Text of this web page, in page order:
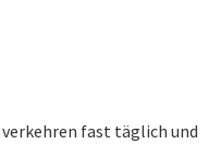
verkehren fast täglich und